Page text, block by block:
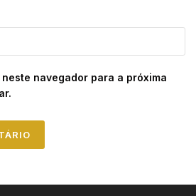
navegador para a próxima